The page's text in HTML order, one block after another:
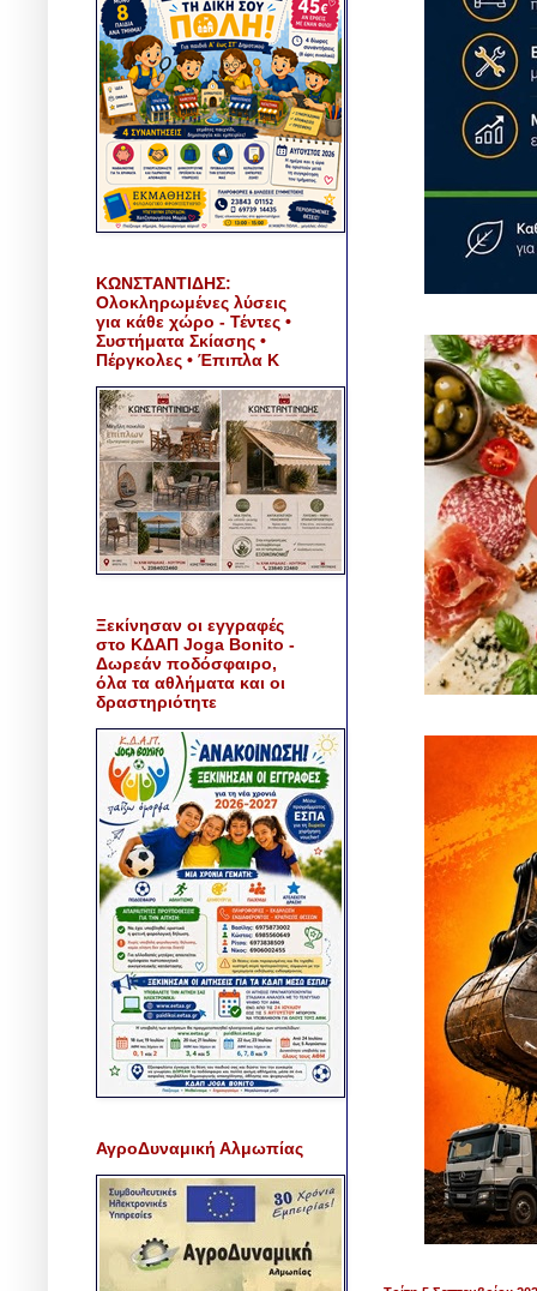
ΚΩΝΣΤΑΝΤΙΔΗΣ:
Ολοκληρωμένες λύσεις
για κάθε χώρο - Τέντες •
Συστήματα Σκίασης •
Πέργκολες • Έπιπλα Κ
Ξεκίνησαν οι εγγραφές
στο ΚΔΑΠ Joga Bonito -
Δωρεάν ποδόσφαιρο,
όλα τα αθλήματα και οι
δραστηριότητε
ΑγροΔυναμική Αλμωπίας